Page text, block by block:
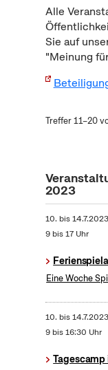
Alle
Sie auf
"Meinung
Treffer 11–20
2023
10. bis14.7.2023
9 bis 17 Uhr
Eine Woche
10. bis14.7.2023
9 bis 16:30 Uhr